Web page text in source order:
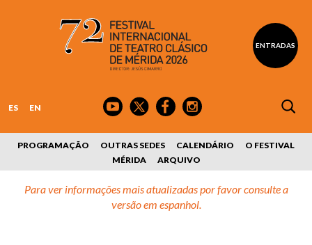
ENTRADAS
ES EN
PROGRAMAÇÃO OUTRAS SEDES CALENDÁRIO
O FESTIVAL
MÉRIDA
ARQUIVO
Para ver informações mais atualizadas por favor consulte a
versão em espanhol.